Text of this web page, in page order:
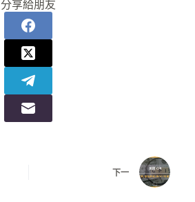
分享給朋友
下一